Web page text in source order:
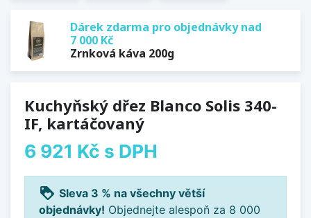
Dárek zdarma pro objednávky nad
7 000 Kč
Zrnková káva 200g
Kuchyňský dřez Blanco Solis 340-
IF, kartáčovaný
6 921 Kč s DPH
loyalty Sleva 3 % na všechny větší
objednávky! Objednejte alespoň za 8 000